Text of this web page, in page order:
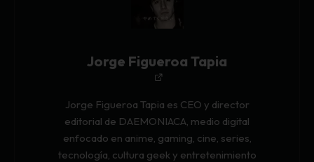
Jorge Figueroa Tapia
Jorge Figueroa Tapia es CEO y director
editorial de DAEMONIACA, medio digital
enfocado en anime, gaming, cine, series,
tecnología, cultura geek y entretenimiento